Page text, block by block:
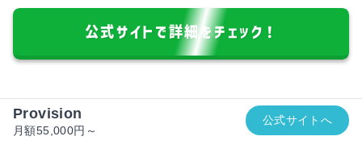
公式サイトで詳細をチェック！
Provision
月額55,000円～
公式サイトへ